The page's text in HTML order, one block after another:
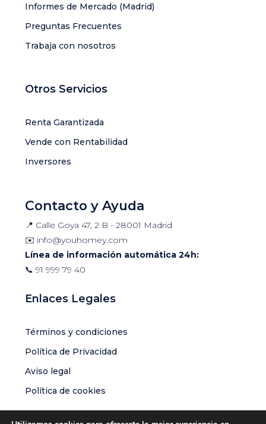
Informes de Mercado (Madrid)
Preguntas Frecuentes
Trabaja con nosotros
Otros Servicios
Renta Garantizada
Vende con Rentabilidad
Inversores
Contacto y Ayuda
📍 Calle Goya 47, 2 B - 28001 Madrid
✉️ info@youhomey.com
Línea de información automática 24h:
📞 91 999 79 40
Enlaces Legales
Términos y condiciones
Política de Privacidad
Aviso legal
Política de cookies